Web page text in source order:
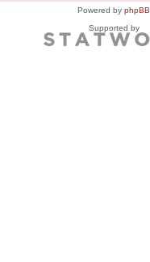
Powered by phpBB
Supported by